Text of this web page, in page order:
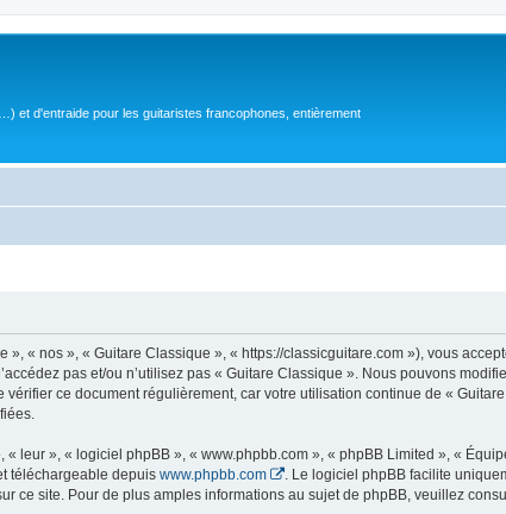
et d'entraide pour les guitaristes francophones, entièrement
« nos », « Guitare Classique », « https://classicguitare.com »), vous
pas et/ou n’utilisez pas « Guitare Classique ». Nous pouvons
ce document régulièrement, car votre utilisation continue de «
leur », « logiciel phpBB », « www.phpbb.com », « phpBB Limited », «
téléchargeable depuis www.phpbb.com
. Le logiciel phpBB facilite
ce site. Pour de plus amples informations au sujet de phpBB, veuillez